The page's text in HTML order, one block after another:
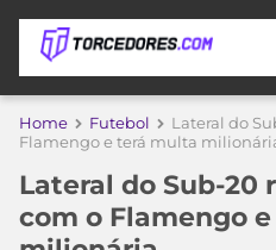
APOSTAS
DE
APOSTA
COPA
Home Futebol
Lateral do
Flamengo e terá multa
Lateral do Sub-20
com o Flamengo